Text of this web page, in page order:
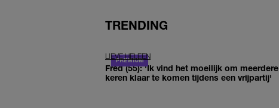
TRENDING
LIEVE HELEEN
Fred (55): 'Ik vind het moeilijk om meerdere
keren klaar te komen tijdens een vrijpartij'